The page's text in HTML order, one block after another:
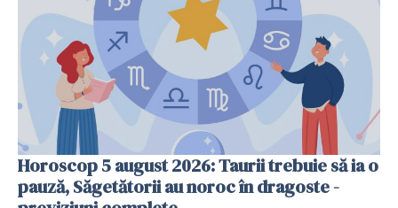
Horoscop 5 august 2026: Taurii trebuie să ia o
pauză, Săgetătorii au noroc în dragoste -